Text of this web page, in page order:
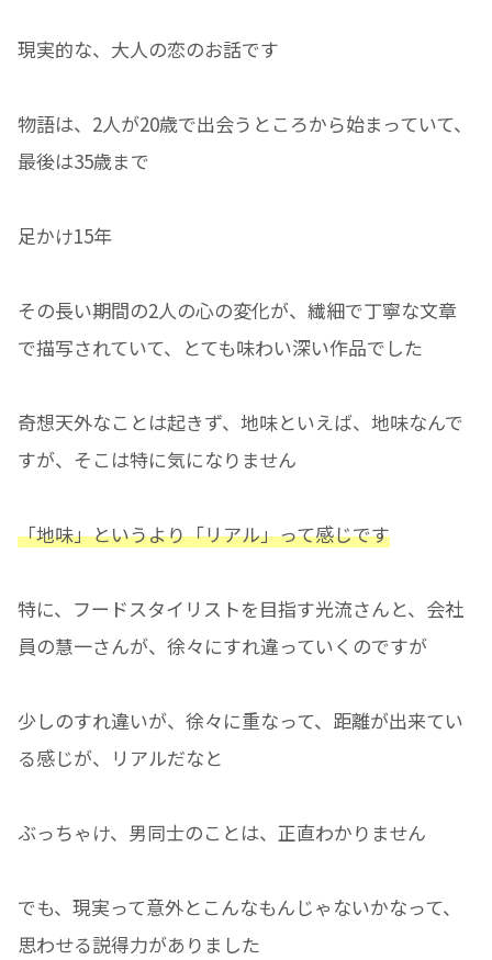
現実的な、大人の恋のお話です
物語は、2人が20歳で出会うところから始まっていて、
最後は35歳まで
足かけ15年
その長い期間の2人の心の変化が、繊細で丁寧な文章
で描写されていて、とても味わい深い作品でした
奇想天外なことは起きず、地味といえば、地味なんで
すが、そこは特に気になりません
「地味」というより「リアル」って感じです
特に、フードスタイリストを目指す光流さんと、会社
員の慧一さんが、徐々にすれ違っていくのですが
少しのすれ違いが、徐々に重なって、距離が出来てい
る感じが、リアルだなと
ぶっちゃけ、男同士のことは、正直わかりません
でも、現実って意外とこんなもんじゃないかなって、
思わせる説得力がありました